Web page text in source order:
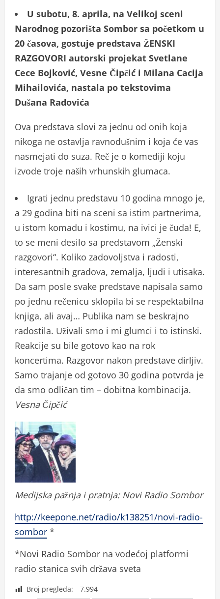
U subotu, 8. aprila, na Velikoj sceni
Narodnog pozorišta Sombor sa početkom u
20 časova, gostuje predstava ŽENSKI
RAZGOVORI autorski projekat Svetlane
Cece Bojković, Vesne Čipčić i Milana Cacija
Mihailovića, nastala po tekstovima
Dušana Radovića
Ova predstava slovi za jednu od onih koja
nikoga ne ostavlja ravnodušnim i koja će vas
nasmejati do suza. Reč je o komediji koju
izvode troje naših vrhunskih glumaca.
Igrati jednu predstavu 10 godina mnogo je,
a 29 godina biti na sceni sa istim partnerima,
u istom komadu i kostimu, na ivici je čuda! E,
to se meni desilo sa predstavom „Ženski
razgovori“. Koliko zadovoljstva i radosti,
interesantnih gradova, zemalja, ljudi i utisaka.
Da sam posle svake predstave napisala samo
po jednu rečenicu sklopila bi se respektabilna
knjiga, ali avaj… Publika nam se beskrajno
radostila. Uživali smo i mi glumci i to istinski.
Reakcije su bile gotovo kao na rok
koncertima. Razgovor nakon predstave dirljiv.
Samo trajanje od gotovo 30 godina potvrda je
da smo odličan tim – dobitna kombinacija.
Vesna Čipčić
Medijska pažnja i pratnja: Novi Radio Sombor
http://keepone.net/radio/k138251/novi-radio-
sombor *
*Novi Radio Sombor na vodećoj platformi
radio stanica svih država sveta
Broj pregleda: 7.994